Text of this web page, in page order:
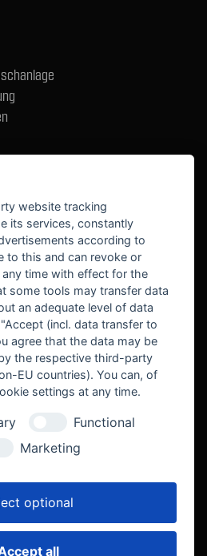
website tracking
its services, constantly
according to
to this and can revoke or
time with effect for the
some tools may transfer data
an adequate level of data
(incl. data transfer to
agree that the data may be
the respective third-party
EU countries). You can, of
settings at any time.
Functional
Marketing
optional
all